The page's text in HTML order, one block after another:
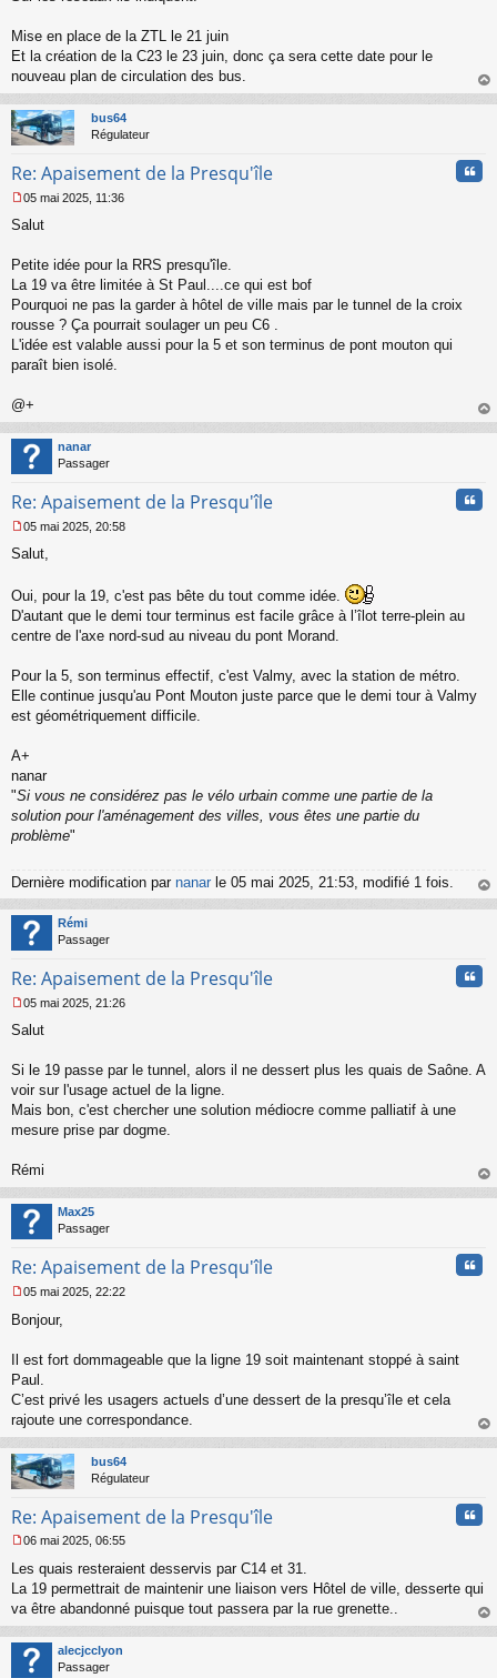
s
g
e
n
o
n
l
Mise en place de la ZTL le 21 juin
Et la création de la C23 le 23 juin, donc ça sera cette date pour le
nouveau plan de circulation des bus.
au
bus64
Régulateur
Re: Apaisement de la Presqu'île
e
s
g
e
n
o
n
05 mai 2025, 11:36
Salut
Petite idée pour la RRS presqu'île.
La 19 va être limitée à St Paul....ce qui est bof
Pourquoi ne pas la garder à hôtel de ville mais par le tunnel de la croix
rousse ? Ça pourrait soulager un peu C6 .
L'idée est valable aussi pour la 5 et son terminus de pont mouton qui
paraît bien isolé.
@+
au
nanar
Passager
Re: Apaisement de la Presqu'île
e
a
g
e
o
n
l
u
05 mai 2025, 20:58
Salut,
Oui, pour la 19, c'est pas bête du tout comme idée.
D'autant que le demi tour terminus est facile grâce à l’îlot terre-plein au
centre de l'axe nord-sud au niveau du pont Morand.
Pour la 5, son terminus effectif, c'est Valmy, avec la station de métro.
Elle continue jusqu'au Pont Mouton juste parce que le demi tour à Valmy
est géométriquement difficile.
A+
nanar
"Si vous ne considérez pas le vélo urbain comme une partie de la
solution pour l'aménagement des villes, vous êtes une partie du
problème"
Dernière modification par nanar le 05 mai 2025, 21:53, modifié 1 fois.
au
Rémi
Passager
Re: Apaisement de la Presqu'île
e
s
a
g
e
n
n
u
05 mai 2025, 21:26
Salut
Si le 19 passe par le tunnel, alors il ne dessert plus les quais de Saône. A
voir sur l'usage actuel de la ligne.
Mais bon, c'est chercher une solution médiocre comme palliatif à une
mesure prise par dogme.
Rémi
au
Max25
Passager
Re: Apaisement de la Presqu'île
e
g
e
n
o
n
l
u
05 mai 2025, 22:22
Bonjour,
Il est fort dommageable que la ligne 19 soit maintenant stoppé à saint
Paul.
C’est privé les usagers actuels d’une dessert de la presqu’île et cela
rajoute une correspondance.
au
bus64
Régulateur
Re: Apaisement de la Presqu'île
e
s
g
e
n
06 mai 2025, 06:55
Les quais resteraient desservis par C14 et 31.
La 19 permettrait de maintenir une liaison vers Hôtel de ville, desserte qui
va être abandonné puisque tout passera par la rue grenette..
au
alecjcclyon
Passager